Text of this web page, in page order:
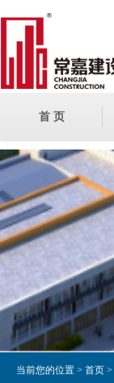
首 页
当前您的位置 > 首页 >